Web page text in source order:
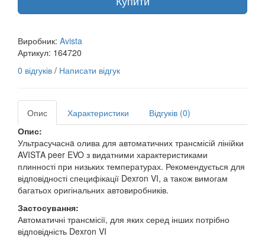
Виробник: Avista
Артикул: 164720
0 відгуків / Написати відгук
Опис Характеристики
Відгуків (0)
Опис:
Ультрасучаснa олива для автоматичних трансмісій лінійки
AVISTA peer EVO з видатними характеристиками
плинності при низьких температурах. Рекомендується для
відповідності специфікації Dexron VI, а також вимогам
багатьох оригінальних автовиробників.
Застосування:
Автоматичні трансмісії, для яких серед інших потрібно
відповідність Dexron VI